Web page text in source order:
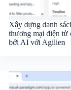
Xây dựng danh
thương mại điện tử
bởi AI với Agilien